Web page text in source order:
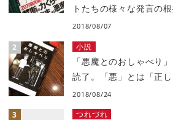
トたちの様々な発言の
2018/08/07
小説
「悪魔とのおしゃべり
読了。「悪」とは「正
2018/08/24
つれづれ